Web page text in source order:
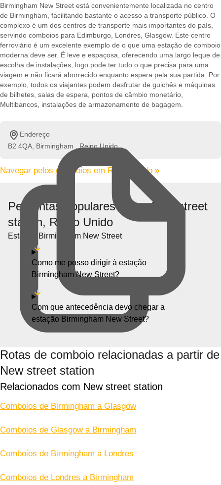
Birmingham New Street está convenientemente localizada no centro
de Birmingham, facilitando bastante o acesso a transporte público. O
complexo é um dos centros de transporte mais importantes do país,
servindo comboios para Edimburgo, Londres, Glasgow. Este centro
ferroviário é um excelente exemplo de o que uma estação de comboio
moderna deve ser. É leve e espaçosa, oferecendo uma largo leque de
escolha de instalações, logo pode ter tudo o que precisa para uma
viagem e não ficará aborrecido enquanto espera pela sua partida. Por
exemplo, todos os viajantes podem desfrutar de guichês e máquinas
de bilhetes, salas de espera, pontos de câmbio monetário,
Multibancos, instalações de armazenamento de bagagem.
Endereço
B2 4QA, Birmingham , Reino Unido
Navegar pelos comboios em Reino Unido »
Perguntas populares sobre New street
station, Reino Unido
Estação Birmingham New Street
Como me posso dirigir à estação
Birmingham New Street?
Com que antecedência devo chegar a
estação Birmingham New Street?
Rotas de comboio relacionadas a partir de
New street station
Relacionados com New street station
Comboios de Birmingham a Glasgow
Comboios de Glasgow a Birmingham
Comboios de Birmingham a Londres
Comboios de Londres a Birmingham